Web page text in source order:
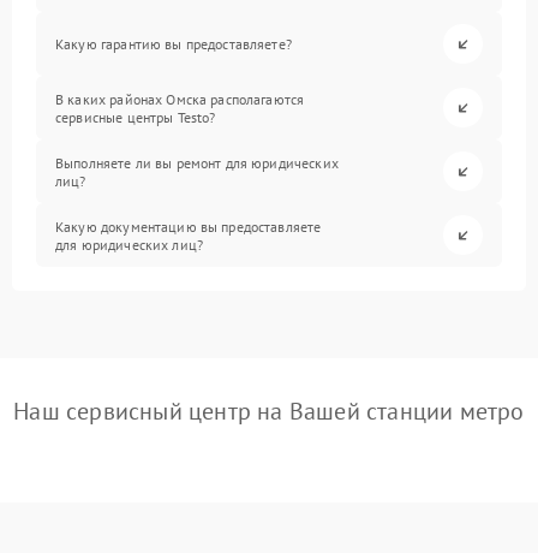
Какую гарантию вы предоставляете?
В каких районах Омска располагаются
сервисные центры Testo?
Выполняете ли вы ремонт для юридических
лиц?
Какую документацию вы предоставляете
для юридических лиц?
Наш сервисный центр на Вашей станции метро